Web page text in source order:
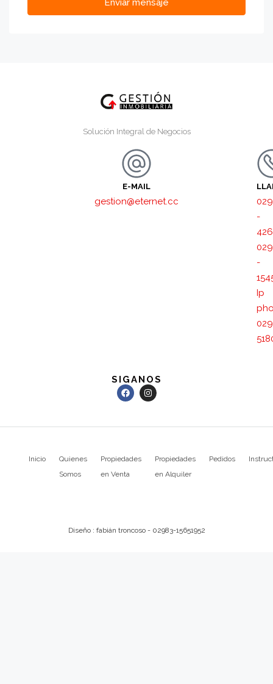
Enviar mensaje
Solución Integral de Negocios
E-MAIL
gestion@eternet.cc
-
-
Ip
SIGANOS
Inicio
Quienes
Somos
Propiedades
en Venta
Propiedades
en Alquiler
Pedidos
Diseño : fabián troncoso - 02983-15651952